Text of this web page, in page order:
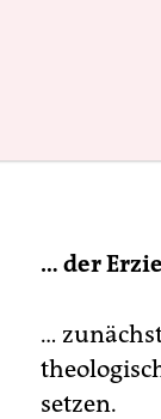
… der
…
setzen.